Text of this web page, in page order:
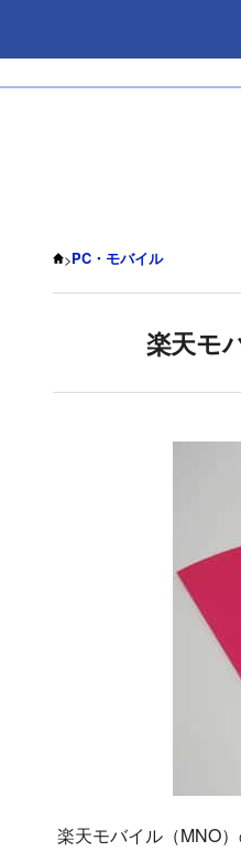
>PC・モバイル
楽天モ
楽天モバイル（MNO